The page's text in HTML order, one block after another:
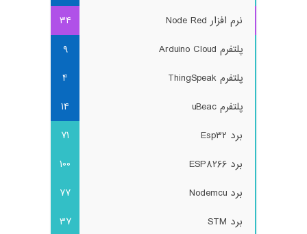
نرم افزار Node Red
34
پلتفرم Arduino Cloud
9
پلتفرم ThingSpeak
4
پلتفرم uBeac
14
برد Esp32
71
برد ESP8266
100
برد Nodemcu
77
برد STM
37